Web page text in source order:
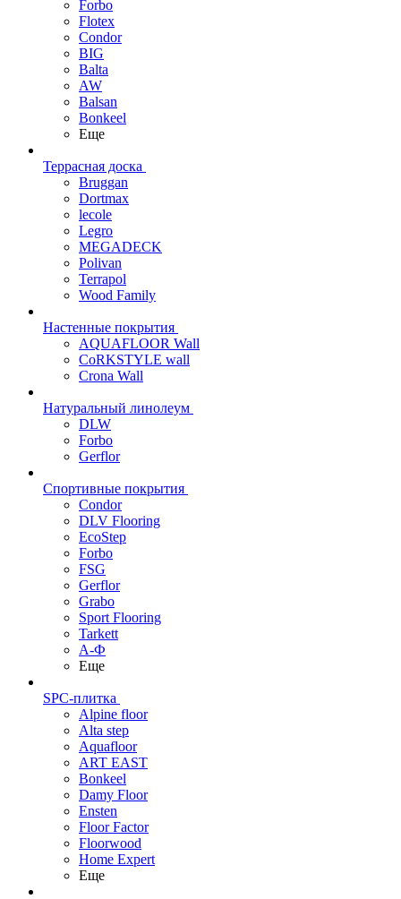
Forbo
Flotex
Condor
BIG
Balta
AW
Balsan
Bonkeel
Еще
Террасная доска
Bruggan
Dortmax
lecole
Legro
MEGADECK
Polivan
Terrapol
Wood Family
Настенные покрытия
AQUAFLOOR Wall
CoRKSTYLE wall
Crona Wall
Натуральный линолеум
DLW
Forbo
Gerflor
Спортивные покрытия
Condor
DLV Flooring
EcoStep
Forbo
FSG
Gerflor
Grabo
Sport Flooring
Tarkett
А-Ф
Еще
SPC-плитка
Alpine floor
Alta step
Aquafloor
ART EAST
Bonkeel
Damy Floor
Ensten
Floor Factor
Floorwood
Home Expert
Еще